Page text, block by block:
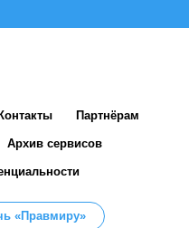
Контакты Партнёрам
Архив сервисов
«Правмиру»